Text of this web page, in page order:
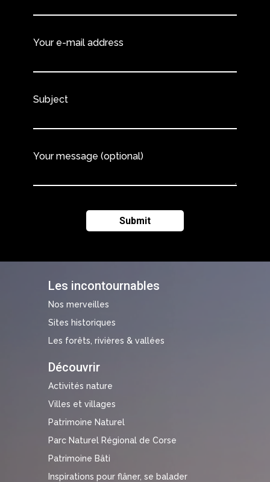
Les incontournables
Nos merveilles
Sites historiques
Les forêts, rivières & vallées
Découvrir
Activités nature
Villes et villages
Patrimoine Naturel
Parc Naturel Régional de Corse
Patrimoine Bâti
Inspirations pour flâner, se balader
Your e-mail address
Subject
Your message (optional)